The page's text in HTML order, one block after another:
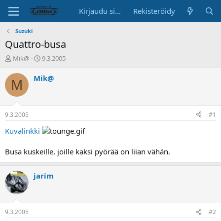
Kirjaudu sisään Rekisteröidy
Suzuki
Quattro-busa
K
s
k
s
t
e
l
a
l
o
i
t
t
a
j
Mik@
A
o
p
ä
ä
9.3.2005
M Mik@
9.3.2005 #1
Kuvalinkki
Busa kuskeille, joille kaksi pyörää on liian vähän.
jarim
9.3.2005 #2